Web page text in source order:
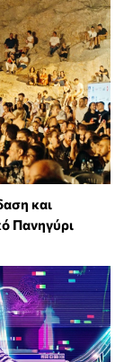
και
Πανηγύρι